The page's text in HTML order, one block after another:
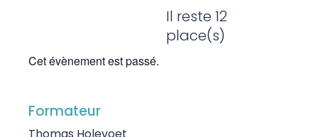
Il reste 12
place(s)
Cet évènement est passé.
Formateur